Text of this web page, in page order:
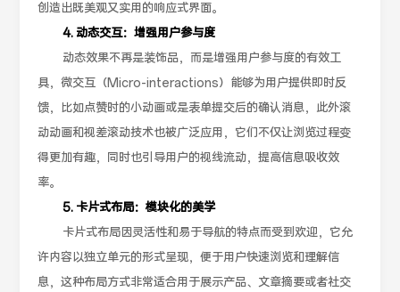
创造出既美观又实用的响应式界面。
4. 动态交互：增强用户参与度
动态效果不再是装饰品，而是增强用户参与度的有效工
具，微交互（Micro-interactions）能够为用户提供即时反
馈，比如点赞时的小动画或是表单提交后的确认消息，此外滚
动动画和视差滚动技术也被广泛应用，它们不仅让浏览过程变
得更加有趣，同时也引导用户的视线流动，提高信息吸收效
率。
5. 卡片式布局：模块化的美学
卡片式布局因灵活性和易于导航的特点而受到欢迎，它允
许内容以独立单元的形式呈现，便于用户快速浏览和理解信
息，这种布局方式非常适合用于展示产品、文章摘要或者社交